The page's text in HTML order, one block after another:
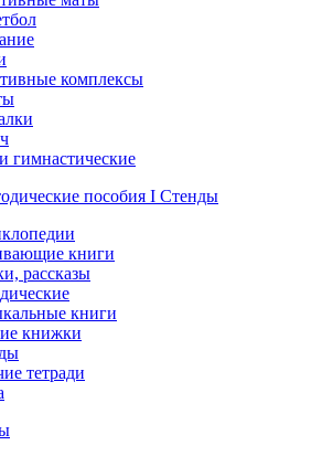
комплексы
гимнастические
пособия I Стенды
книги
рассказы
книги
книжки
тетради